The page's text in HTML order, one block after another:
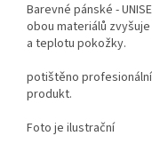
Barevné pánské -
obou materiálů
a teplotu pokožky.
potištěno
produkt.
Foto je ilustrační